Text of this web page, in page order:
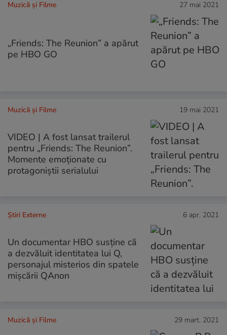
Muzică și Filme 27 mai 2021
„Friends: The Reunion” a apărut
pe HBO GO
Muzică și Filme 19 mai 2021
VIDEO | A fost lansat trailerul
pentru „Friends: The Reunion”.
Momente emoționate cu
protagoniștii serialului
Știri Externe 6 apr. 2021
Un documentar HBO susține că
a dezvăluit identitatea lui Q,
personajul misterios din spatele
mișcării QAnon
Muzică și Filme 29 mart. 2021